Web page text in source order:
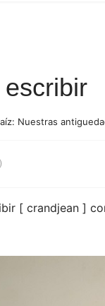
Nuestras
[ crandjean ]